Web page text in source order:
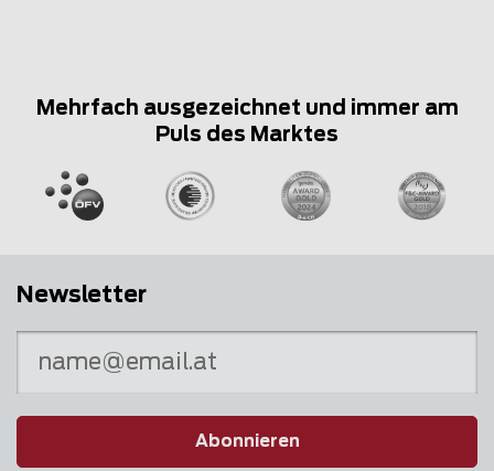
Mehrfach ausgezeichnet und immer am
Puls des Marktes
Newsletter
Abonnieren